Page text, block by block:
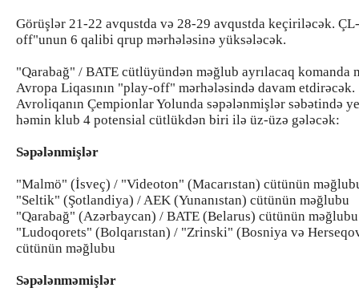
Görüşlər 21-22 avqustda və 28-29 avqustda keçiriləcək.
off"unun 6 qalibi qrup mərhələsinə yüksələcək.
"Qarabağ" / BATE cütlüyündən məğlub ayrılacaq komanda
Avropa Liqasının "play-off" mərhələsində davam etdirəcək.
Avroliqanın Çempionlar Yolunda səpələnmişlər səbətində
həmin klub 4 potensial cütlükdən biri ilə üz-üzə gələcək:
Səpələnmişlər
"Malmö" (İsveç) / "Videoton" (Macarıstan) cütünün
"Seltik" (Şotlandiya) / AEK (Yunanıstan) cütünün məğlubu
"Qarabağ" (Azərbaycan) / BATE (Belarus) cütünün məğlubu
"Ludoqorets" (Bolqarıstan) / "Zrinski" (Bosniya və
cütünün məğlubu
Səpələnməmişlər